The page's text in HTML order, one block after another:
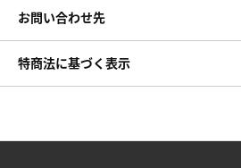
お問い合わせ先
特商法に基づく表示